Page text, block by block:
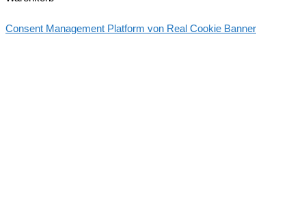
Consent Management Platform von Real Cookie Banner